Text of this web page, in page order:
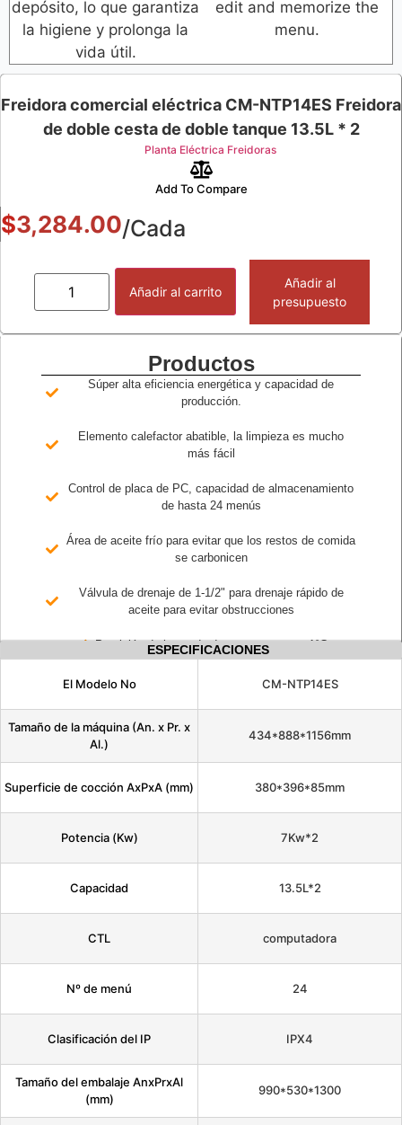
depósito, lo que garantiza
la higiene y prolonga la
vida útil.
edit and memorize the
menu.
Freidora comercial eléctrica CM-NTP14ES Freidora
de doble cesta de doble tanque 13.5L * 2
Planta Eléctrica Freidoras
Add To Compare
$3,284.00/Cada
Añadir al carrito
Añadir al
presupuesto
Productos
Súper alta eficiencia energética y capacidad de
producción.
Elemento calefactor abatible, la limpieza es mucho
más fácil
Control de placa de PC, capacidad de almacenamiento
de hasta 24 menús
Área de aceite frío para evitar que los restos de comida
se carbonicen
Válvula de drenaje de 1-1/2" para drenaje rápido de
aceite para evitar obstrucciones
Precisión de la sonda de temperatura a ±1°C
ESPECIFICACIONES
El Modelo No CM-NTP14ES
Tamaño de la máquina (An. x Pr. x
Al.)
434*888*1156mm
Superficie de cocción AxPxA (mm) 380*396*85mm
Potencia (Kw) 7Kw*2
Capacidad 13.5L*2
CTL computadora
Nº de menú 24
Clasificación del IP IPX4
Tamaño del embalaje AnxPrxAl
(mm)
990*530*1300